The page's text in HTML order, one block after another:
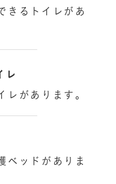
きるトイレがあ
レ
レがあります。
ベッドがありま